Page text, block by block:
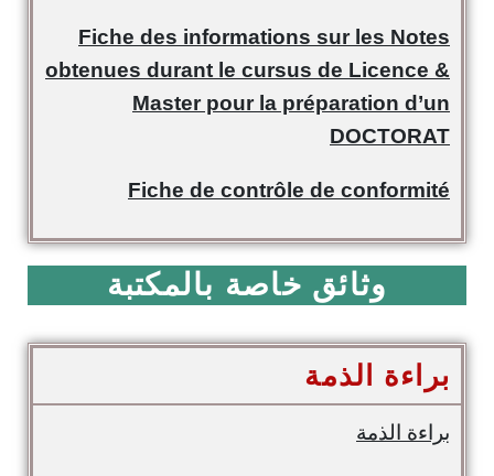
Fiche des informations sur les Notes
obtenues durant le cursus de Licence &
Master pour la préparation d’un
DOCTORAT
Fiche de contrôle de conformité
وثائق خاصة بالمكتبة
براءة الذمة
براءة الذمة